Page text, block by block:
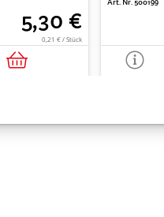
5,30 €
0,21 € / Stück
Art. Nr. 500199